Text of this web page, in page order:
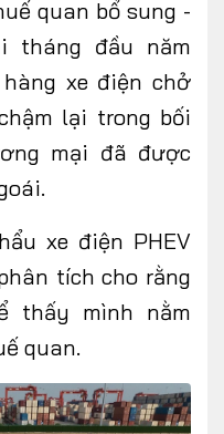
quan bổ sung -
tháng đầu năm
xe điện chở
lại trong bối
mại đã được
xe điện PHEV
tích cho rằng
thấy mình nằm
quan.